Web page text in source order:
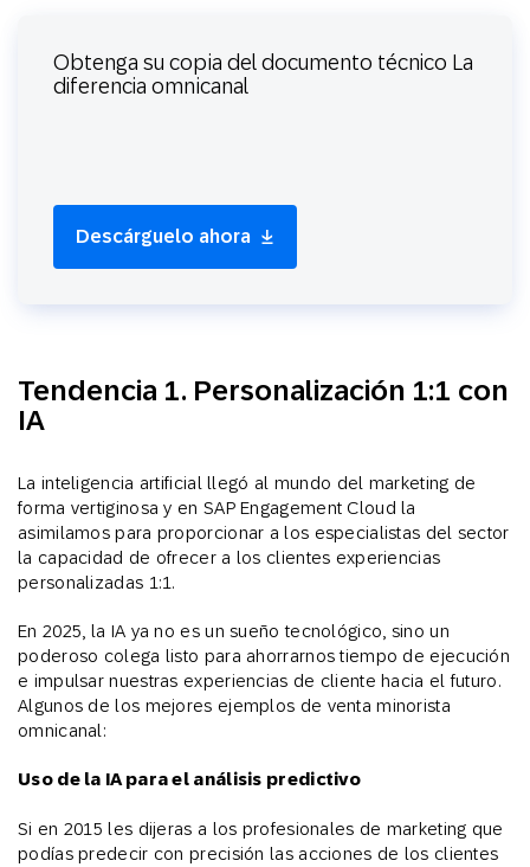
Obtenga su copia del documento técnico La
diferencia omnicanal
Descárguelo ahora
Tendencia 1. Personalización 1:1 con
IA
La inteligencia artificial llegó al mundo del marketing de
forma vertiginosa y en SAP Engagement Cloud la
asimilamos para proporcionar a los especialistas del sector
la capacidad de ofrecer a los clientes experiencias
personalizadas 1:1.
En 2025, la IA ya no es un sueño tecnológico, sino un
poderoso colega listo para ahorrarnos tiempo de ejecución
e impulsar nuestras experiencias de cliente hacia el futuro.
Algunos de los mejores ejemplos de venta minorista
omnicanal:
Uso de la IA para el análisis predictivo
Si en 2015 les dijeras a los profesionales de marketing que
podías predecir con precisión las acciones de los clientes